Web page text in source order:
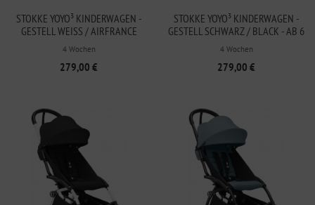
STOKKE YOYO³ KINDERWAGEN -
GESTELL WEISS / AIRFRANCE B
LUE - AB 6 MONATEN
4 Wochen
279,00 €
STOKKE YOYO³ KINDERWAGEN -
GESTELL SCHWARZ / BLACK - AB 6
MONATEN
4 Wochen
279,00 €